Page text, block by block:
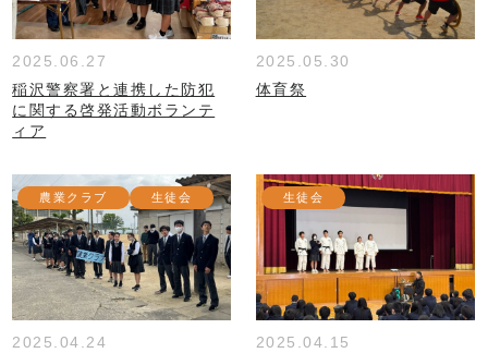
2025.06.27
稲沢警察署と連携した防犯
に関する啓発活動ボランテ
ィア
2025.05.30
体育祭
農業クラブ 生徒会
2025.04.24
生徒会
2025.04.15